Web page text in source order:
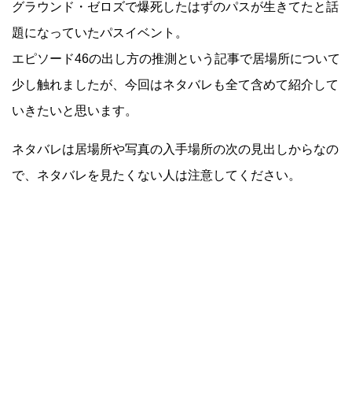
グラウンド・ゼロズで爆死したはずのパスが生きてたと話
題になっていたパスイベント。
エピソード46の出し方の推測という記事で居場所について
少し触れましたが、今回はネタバレも全て含めて紹介して
いきたいと思います。
ネタバレは居場所や写真の入手場所の次の見出しからなの
で、ネタバレを見たくない人は注意してください。